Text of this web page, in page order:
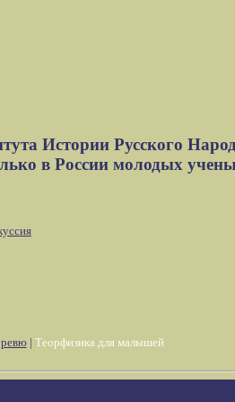
Истории Русского
в России молодых
| Теорфизика для малышей